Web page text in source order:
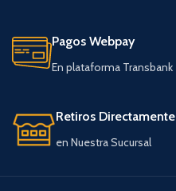
Pagos Webpay
En plataforma Transbank
Retiros Directamente
en Nuestra Sucursal